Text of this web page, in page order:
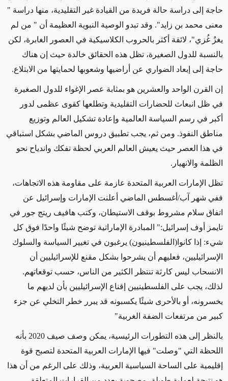
حاجة إلى دراسة حالة فريدة من القيادة غير التقليدية، منها دراسة "
معنى محمد بن زايد". وقد تبدو الوصية النبوية العظيمة أن " من لم
يغزُ غُزي"، لائقة أكثر بالحروب الكلاسيكية في العصور الغابرة، لكن
بالنسبة للدول الصغيرة، تظل هذه الحقائق خالدة حيث إن هناك
حاجة إلى إبعاد الضواري عن أراضيها وشعوبها لحمايتها من الابتلاع.
إن القرن الواحد والعشرين هو بمثابة عصر الإغواء للدول الصغيرة
في ظل انبعاث للحضارات التقليدية وتطلعها كقوى عظمى لدور
أكبر في رسم السياسة العالمية وإعادة تشكيل العالم وتوزيع
مناطق النفوذ. ومن ثم، يجب تطبيق دروس الماضي بشكل استباقي
في هذا العصر حيث يعيش العالم العربي لحظة تفكك واندياح نحو
الظلمة والانهيار.
تظل الإمارات العربية المتحدة عازمة على مقاومة هذه الاتجاهات،
ففي شهر آب/ أغسطس الماضي أعلنت الإمارات وإسرائيل عن
اتفاق سلام مشروط بوقف الاستيطان، وكتب هافيف ريتج جور في
تايمز أوف إسرائيل:" المبادرة الإماراتية توضح شيئًا واحدًا فوق كل
شيء: إذا كانوا(الفلسطينيون) يرغبون في تغيير السياسة والسلوك
الإسرائيليين، فعليهم أن يشرحوا بشكل مقنع للإسرائيليين أن
الانسحاب ليس كارثة تنتظر الكثير من الناس، حسب توقعاتهم.
لذلك، يجب على الفلسطينيين إقناع الإسرائيليين بأن لديهم ما
يخسرونه، أو بالأحرى شيئًا يكسبونه قد يبرر خطر التخلي عن جزء
كبير من مرتفعات الضفة الغربية"
بالنظر إلى هذه التطورات الرئيسية، يمكن وصف صيف 2020 بأنه
اللحظة التي "وصلت" فيها الإمارات العربية المتحدة لتصبح قوة
إقليمية على الساحة السياسية العربية، وذلك على الرغم من أن هذا